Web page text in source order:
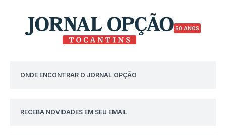
50 ANOS
ONDE ENCONTRAR O JORNAL OPÇÃO
RECEBA NOVIDADES EM SEU EMAIL